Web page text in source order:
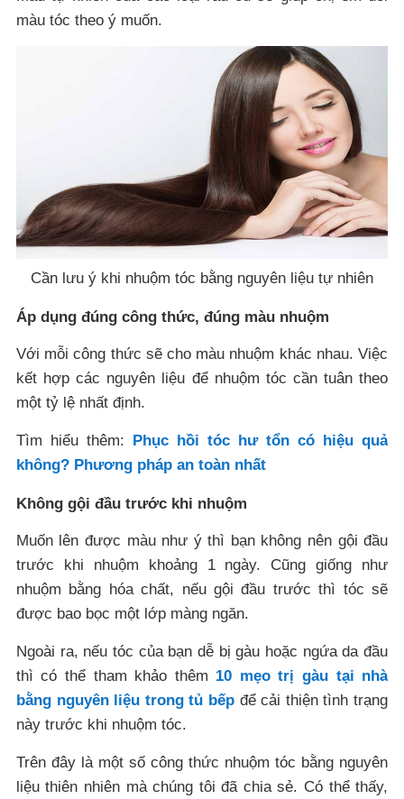
màu tóc theo ý muốn.
Cần lưu ý khi nhuộm tóc bằng nguyên liệu tự nhiên
Áp dụng đúng công thức, đúng màu nhuộm
Với mỗi công thức sẽ cho màu nhuộm khác nhau. Việc
kết hợp các nguyên liệu để nhuộm tóc cần tuân theo
một tỷ lệ nhất định.
Tìm hiểu thêm: Phục hồi tóc hư tổn có hiệu quả
không? Phương pháp an toàn nhất
Không gội đầu trước khi nhuộm
Muốn lên được màu như ý thì bạn không nên gội đầu
trước khi nhuộm khoảng 1 ngày. Cũng giống như
nhuộm bằng hóa chất, nếu gội đầu trước thì tóc sẽ
được bao bọc một lớp màng ngăn.
Ngoài ra, nếu tóc của bạn dễ bị gàu hoặc ngứa da đầu
thì có thể tham khảo thêm 10 mẹo trị gàu tại nhà
bằng nguyên liệu trong tủ bếp để cải thiện tình trạng
này trước khi nhuộm tóc.
Trên đây là một số công thức nhuộm tóc bằng nguyên
liệu thiên nhiên mà chúng tôi đã chia sẻ. Có thể thấy,